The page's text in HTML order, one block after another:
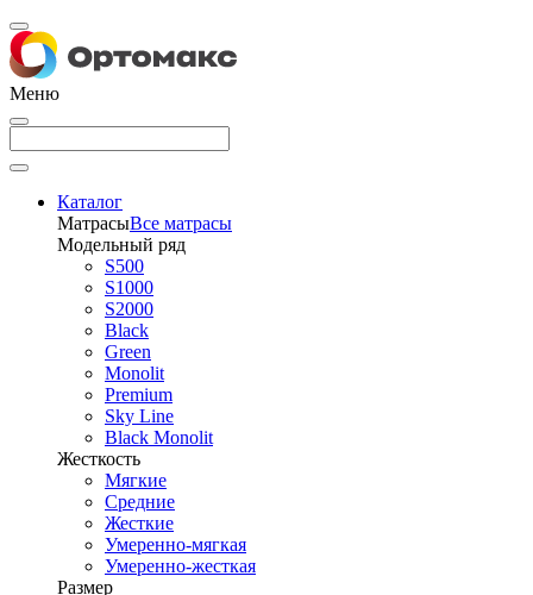
Меню
Каталог
МатрасыВсе матрасы
Модельный ряд
S500
S1000
S2000
Black
Green
Monolit
Premium
Sky Line
Black Monolit
Жесткость
Мягкие
Средние
Жесткие
Умеренно-мягкая
Умеренно-жесткая
Размер